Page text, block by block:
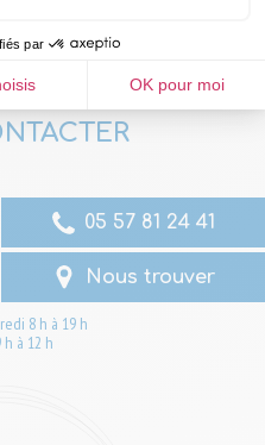
par
OK pour moi
05 57 81 24 41
8 h à 19 h
h à 12 h
Nous trouver